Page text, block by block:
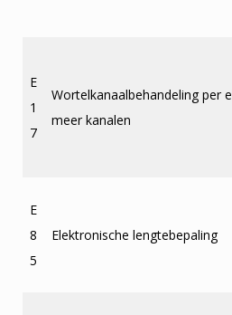
E
1
7
Wortelkanaalbehandeling per
meer kanalen
E
8
5
Elektronische lengtebepaling